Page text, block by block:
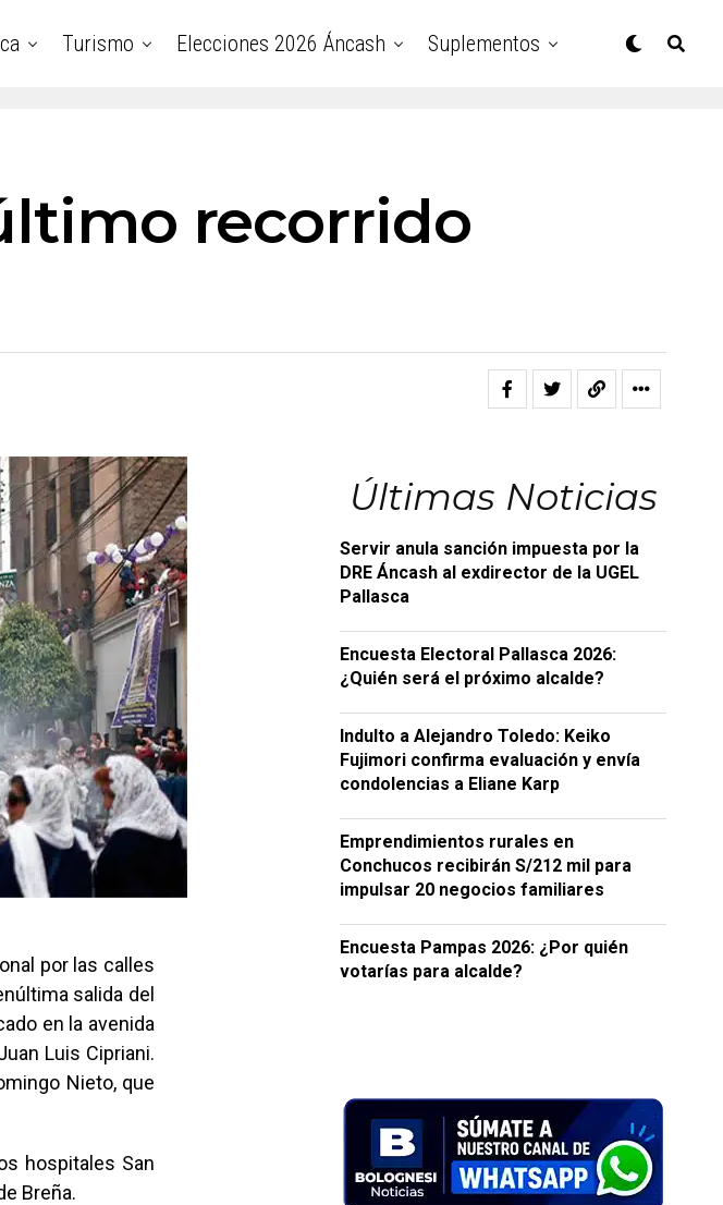
Turismo Elecciones 2026 Áncash Suplementos
recorrido
por las calles
salida del
en la avenida
Luis Cipriani.
Nieto, que
hospitales San
Breña.
Últimas Noticias
Servir anula sanción impuesta por la
DRE Áncash al exdirector de la UGEL
Pallasca
Encuesta Electoral Pallasca 2026:
¿Quién será el próximo alcalde?
Indulto a Alejandro Toledo: Keiko
Fujimori confirma evaluación y envía
condolencias a Eliane Karp
Emprendimientos rurales en
Conchucos recibirán S/212 mil para
impulsar 20 negocios familiares
Encuesta Pampas 2026: ¿Por quién
votarías para alcalde?